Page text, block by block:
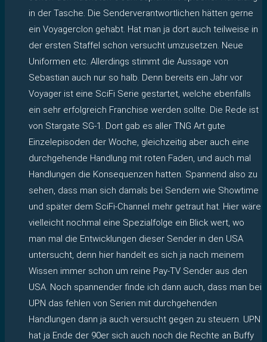
in der Tasche. Die Senderverantwortlichen hätten gerne
ein Voyagerclon gehabt. Hat man ja dort auch teilweise in
der ersten Staffel schon versucht umzusetzen. Neue
Uniformen etc. Allerdings stimmt die Aussage von
Sebastian auch nur so halb. Denn bereits ein Jahr vor
Voyager ist eine SciFi Serie gestartet, welche ebenfalls
ein sehr erfolgreich Franchise werden sollte. Die Rede ist
von Stargate SG-1. Dort gab es aller TNG Art gute
Einzelepisoden der Woche, gleichzeitig aber auch eine
durchgehende Handlung mit roten Faden, und auch mal
Handlungen die Konsequenzen hatten. Spannend also zu
sehen, dass man sich damals bei Sendern wie Showtime
und später dem SciFi-Channel mehr getraut hat. Hier wäre
vielleicht nochmal eine Spezialfolge ein Blick wert, wo
man mal die Entwicklungen dieser Sender in den USA
untersucht, denn hier handelt es sich ja nach meinem
Wissen immer schon um reine Pay-TV Sender aus den
USA. Noch spannender finde ich dann auch, dass man bei
UPN das fehlen von Serien mit durchgehenden
Handlungen dann ja auch versucht gegen zu steuern. UPN
hat ja Ende der 90er sich auch noch die Rechte an Buffy